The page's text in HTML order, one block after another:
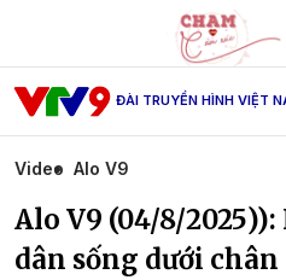
ĐÀI TRUYỀN HÌNH VIỆT
Video Alo V9
Alo V9 (04/8/
dân sống dưới chân